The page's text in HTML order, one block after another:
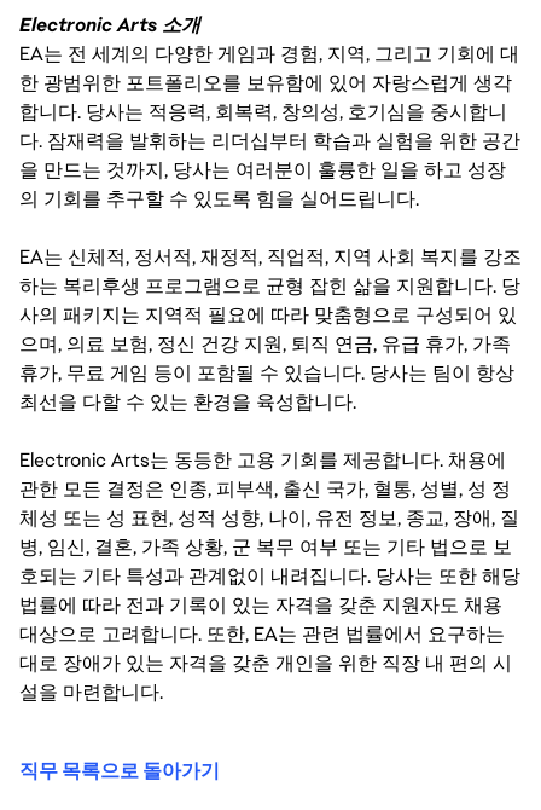
Electronic Arts 소개
EA는 전 세계의 다양한 게임과 경험, 지역, 그리고 기회에 대
한 광범위한 포트폴리오를 보유함에 있어 자랑스럽게 생각
합니다. 당사는 적응력, 회복력, 창의성, 호기심을 중시합니
다. 잠재력을 발휘하는 리더십부터 학습과 실험을 위한 공간
을 만드는 것까지, 당사는 여러분이 훌륭한 일을 하고 성장
의 기회를 추구할 수 있도록 힘을 실어드립니다.
EA는 신체적, 정서적, 재정적, 직업적, 지역 사회 복지를 강조
하는 복리후생 프로그램으로 균형 잡힌 삶을 지원합니다. 당
사의 패키지는 지역적 필요에 따라 맞춤형으로 구성되어 있
으며, 의료 보험, 정신 건강 지원, 퇴직 연금, 유급 휴가, 가족
휴가, 무료 게임 등이 포함될 수 있습니다. 당사는 팀이 항상
최선을 다할 수 있는 환경을 육성합니다.
Electronic Arts는 동등한 고용 기회를 제공합니다. 채용에
관한 모든 결정은 인종, 피부색, 출신 국가, 혈통, 성별, 성 정
체성 또는 성 표현, 성적 성향, 나이, 유전 정보, 종교, 장애, 질
병, 임신, 결혼, 가족 상황, 군 복무 여부 또는 기타 법으로 보
호되는 기타 특성과 관계없이 내려집니다. 당사는 또한 해당
법률에 따라 전과 기록이 있는 자격을 갖춘 지원자도 채용
대상으로 고려합니다. 또한, EA는 관련 법률에서 요구하는
대로 장애가 있는 자격을 갖춘 개인을 위한 직장 내 편의 시
설을 마련합니다.
직무 목록으로 돌아가기